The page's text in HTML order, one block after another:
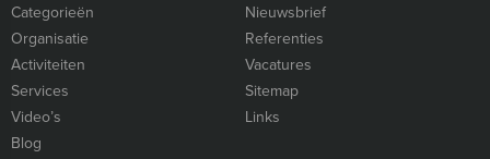
Categorieën
Nieuwsbrief
Organisatie
Referenties
Activiteiten
Vacatures
Services
Sitemap
Video’s
Links
Blog